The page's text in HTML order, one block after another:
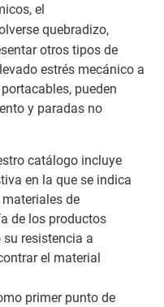
el
quebradizo,
otros tipos de
estrés mecánico a
pueden
y paradas no
catálogo incluye
en la que se indica
de
de los productos
resistencia a
el material
primer punto de